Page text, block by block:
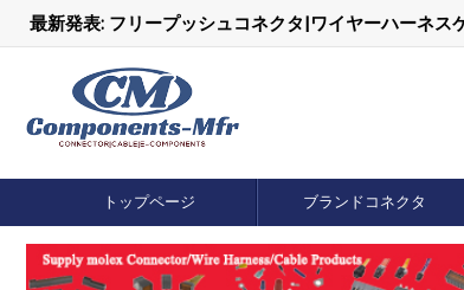
最新発表: フリープッシュコネクタ|ワイヤーハーネス
トップページ ブランドコネクタ